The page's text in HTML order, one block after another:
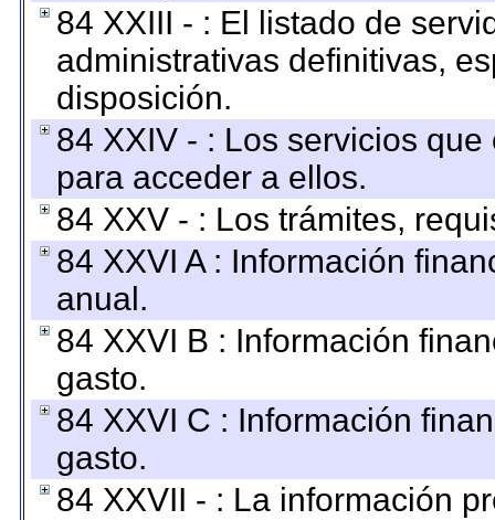
84 XXIII - : El listado de
administrativas definitivas,
disposición.
84 XXIV - : Los servicios
para acceder a ellos.
84 XXV - : Los trámites,
84 XXVI A : Información
anual.
84 XXVI B : Información
gasto.
84 XXVI C : Información
gasto.
84 XXVII - : La información